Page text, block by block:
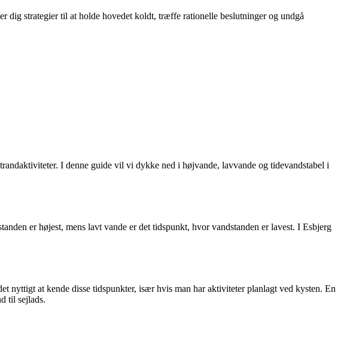
dig strategier til at holde hovedet koldt, træffe rationelle beslutninger og undgå
I denne guide vil vi dykke ned i højvande, lavvande og tidevandstabel i
er højest, mens lavt vande er det tidspunkt, hvor vandstanden er lavest. I Esbjerg
nyttigt at kende disse tidspunkter, især hvis man har aktiviteter planlagt ved kysten. En
til sejlads.